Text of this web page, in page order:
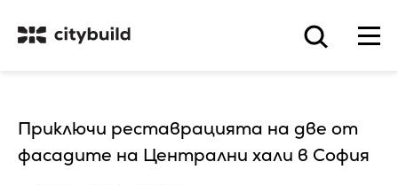
Приключи реставрацията на две от
фасадите на Централни хали в София